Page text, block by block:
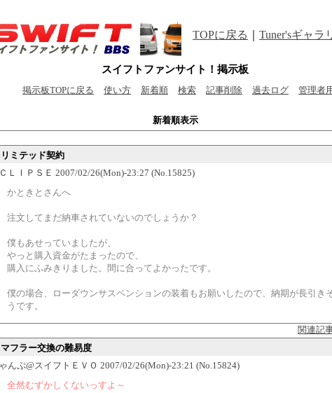
TOPに戻る Tuner'sギャラ
スイフトファンサイト！掲示板
掲示板TOPに戻る 使い方 新着順 検索 記事削除 過去ログ 管理者
新着順表示
ミテッド契約
ＬＩＰＳＥ 2007/02/26(Mon)-23:27 (No.15825)
かときとさんへ
注文してまだ納車されていないのでしょうか？
僕もあせっていましたが、
やっと購入資金がたまったので、
購入にふみきりました。間に合ってよかったです。
僕の場合、ローダウンサスペンションの装着もお願いしたので、納期が長引き
うです。
関連記
フラー交換の難易度
んぷ@スイフトＥＶＯ 2007/02/26(Mon)-23:21 (No.15824)
全然むずかしくないっすよ～